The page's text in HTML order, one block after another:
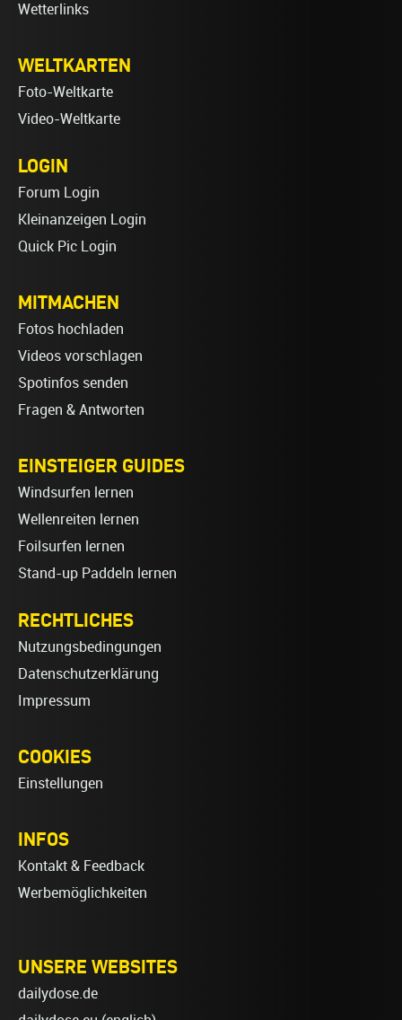
Wetterlinks
WELTKARTEN
Foto-Weltkarte
Video-Weltkarte
LOGIN
Forum Login
Kleinanzeigen Login
Quick Pic Login
MITMACHEN
Fotos hochladen
Videos vorschlagen
Spotinfos senden
Fragen & Antworten
EINSTEIGER GUIDES
Windsurfen lernen
Wellenreiten lernen
Foilsurfen lernen
Stand-up Paddeln lernen
RECHTLICHES
Nutzungsbedingungen
Datenschutzerklärung
Impressum
COOKIES
Einstellungen
INFOS
Kontakt & Feedback
Werbemöglichkeiten
UNSERE WEBSITES
dailydose.de